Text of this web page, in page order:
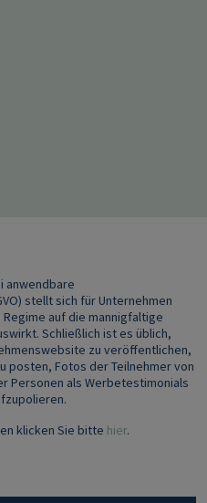
anwendbare
stellt sich für Unternehmen
auf die mannigfaltige
Schließlich ist es üblich,
zu veröffentlichen,
posten, Fotos der Teilnehmer von
Personen als Werbetestimonials
klicken Sie bitte hier.